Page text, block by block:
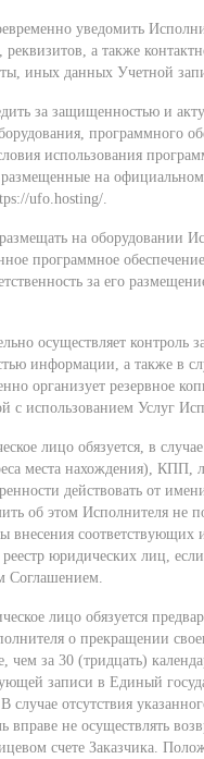
уведомить
а также
иных данных Учетной
за защищенностью и
программного
использования
на официальном
ufo.hosting/.
на оборудовании
программное
за его
осуществляет контроль
информации, а также в
организует резервное
использованием Услуг
лицо обязуется, в
места нахождения), КПП,
действовать от
об этом Исполнителя не
внесения соответствующих
юридических лиц,
Соглашением.
лицо обязуется
о прекращении
чем за 30 (тридцать)
записи в Единый
случае отсутствия
вправе не осуществлять
счете Заказчика.